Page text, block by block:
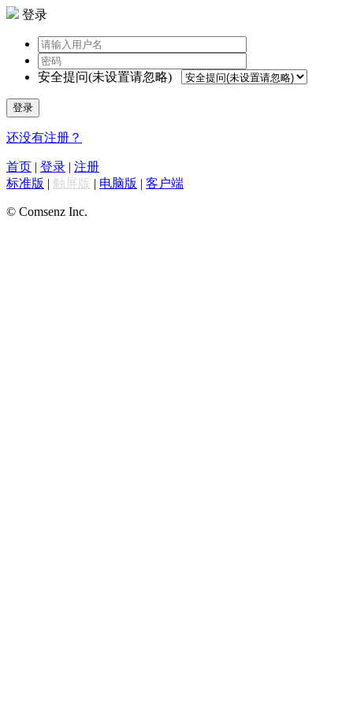
登录
安全提问(未设置请忽略)
登录
还没有注册？
首页 | 登录 | 注册
标准版 | 触屏版 | 电脑版 | 客户端
© Comsenz Inc.